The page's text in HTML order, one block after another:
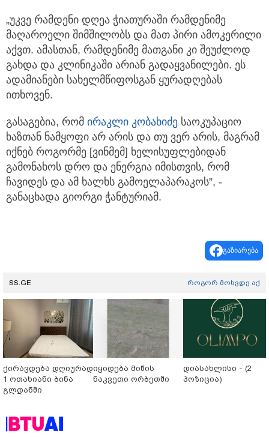
„უკვე რამდენი დღეა ჭიათურაში რამდენიმე
მაღაროელი შიმშილობს და მათ პირი ამოკერილი
აქვთ. ამასთან, რამდენიმე მათგანი კი შეუძლოდ
გახდა და კლინიკაში არიან გადაყვანილები. ეს
ადამიანები სახელმწიფოსგან ყურადღებას
ითხოვენ.
გასაგებია, რომ ირაკლი კობახიძე საოკუპაციო
ხაზთან ნამყოფი არ არის და თუ ვერ არის, მაგრამ
იქნებ როგორმე [ვინმემ] ხელისუფლებიდან
გამონახოს დრო და ენერგია იმისთვის, რომ
ჩავიდეს და ამ ხალხს გამოელაპარაკოს”, -
განაცხადა გიორგი ჭანტურიამ.
გაზიარება
SS.GE როგორ მოხვდე აქ
ქირავდება დღიურად
1 ოთახიანი ბინა
გლდანში
იყიდება მიწის
ნაკვეთი ორბეთში
დიასახლისი - (2
პოზიცია)